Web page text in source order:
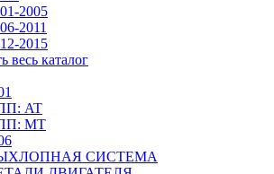
2005
2011
2015
весь каталог
AT
MT
СИСТЕМА